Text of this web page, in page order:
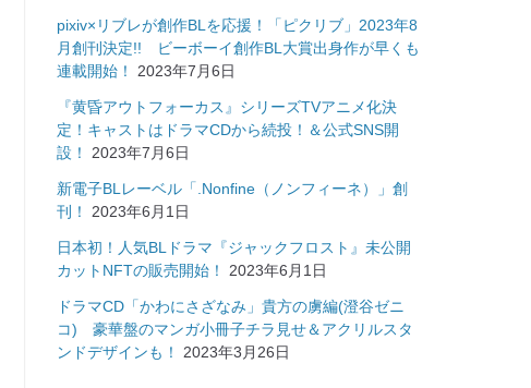
pixiv×リブレが創作BLを応援！「ピクリブ」2023年8
月創刊決定!! ビーボーイ創作BL大賞出身作が早くも
連載開始！
2023年7月6日
『黄昏アウトフォーカス』シリーズTVアニメ化決
定！キャストはドラマCDから続投！＆公式SNS開
設！
2023年7月6日
新電子BLレーベル「.Nonfine（ノンフィーネ）」創
刊！
2023年6月1日
日本初！人気BLドラマ『ジャックフロスト』未公開
カットNFTの販売開始！
2023年6月1日
ドラマCD「かわにさざなみ」貴方の虜編(澄谷ゼニ
コ) 豪華盤のマンガ小冊子チラ見せ＆アクリルスタ
ンドデザインも！
2023年3月26日